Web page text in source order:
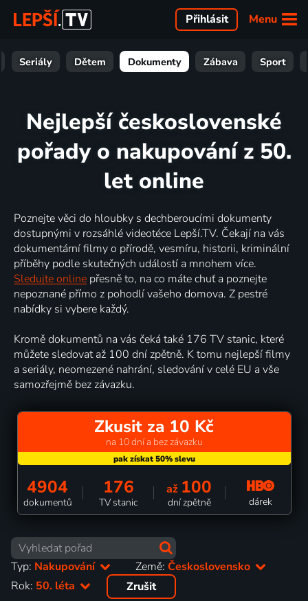
Menu
Přihlásit
Seriály Dětem Dokumenty Zábava Sport
Nejlepší československé
pořady o nakupování z 50.
let online
Poznejte věci do hloubky s dechberoucími dokumenty
dostupnými v rozsáhlé videotéce Lepší.TV. Čekají na vás
dokumentární filmy o přírodě, vesmíru, historii, kriminální
příběhy podle skutečných událostí a mnohem více.
Sledujte online přesně to, na co máte chuť a poznejte
nepoznané přímo z pohodlí vašeho domova. Z pestré
nabídky si vybere každý.
Kromě dokumentů na vás čeká také 176 TV stanic, které
můžete sledovat až 100 dní zpětně. K tomu nejlepší filmy
a seriály, neomezené nahrání, sledování v celé EU a vše
samozřejmě bez závazku.
Zkusit za 10 Kč
na 10 dní a bez závazku
4904
dokumentů
176
TV stanic
až 100
dní zpětně dárek
Typ: Nakupování Země:Československo
Rok: 50. léta Zrušit